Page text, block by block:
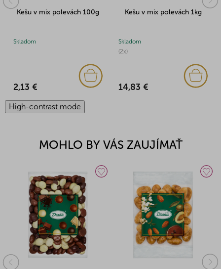
Kešu v mix polevách 100g
Skladom
2,13 €
Kešu v mix polevách 1kg
(2x)
Skladom
14,83 €
High-contrast mode
MOHLO BY VÁS ZAUJÍMAŤ